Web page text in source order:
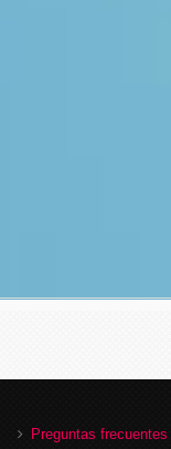
Preguntas frecuentes